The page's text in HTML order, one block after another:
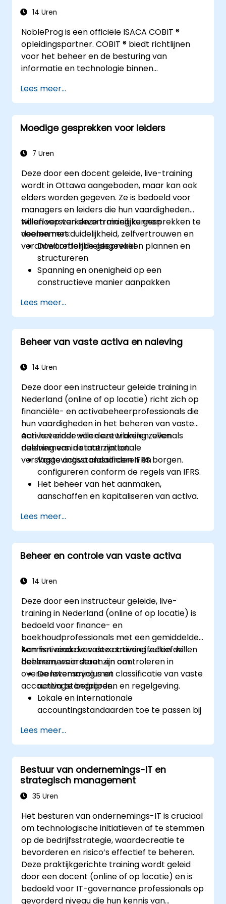
verminderen en de reputatie van hun
14 Uren
NobleProg is een officiële ISACA COBIT ®
opleidingspartner. COBIT ® biedt richtlijnen
voor het beheer en de besturing van
informatie en technologie binnen
bedrijfsdoelstellingen kunnen worden bereikt.
Lees meer...
Moedige gesprekken voor leiders
7 Uren
Deze door een docent geleide, live-training
wordt in Ottawa aangeboden, maar kan ook
elders worden gegeven. Ze is bedoeld voor
managers en leiders die hun vaardigheden
willen versterken om moeilijke gesprekken te
voeren met duidelijkheid, zelfvertrouwen en
verantwoordelijkheidsgevoel.
Na afloop van deze training kunnen
deelnemers:
Doeltreffende gesprekken plannen en
structureren
Spanning en onenigheid op een
constructieve manier aanpakken
verantwoordelijkheidsgevoel binnen het
team vergroten
Onder druk toch helder en beheerst
leiding geven
Lees meer...
Beheer van vaste activa en naleving
14 Uren
Deze door een instructeur geleide training in
Nederland (online of op locatie) richt zich op
financiële- en activabeheerprofessionals die
hun vaardigheden in het beheren van vaste
activa verder willen ontwikkelen, evenals
naleving van de internationale
verslaggevingsstandaarden IFRS borgen.
Aan het einde van deze training zullen
deelnemers in staat zijn tot:
Vaste activa classificeren en
configureren conform de regels van IFRS.
Het beheer van het aanmaken,
aanschaffen en kapitaliseren van activa.
controlemethoden voor tracering en
bewaking van activa.
Het toepassen van passende
afschrijvings- en amortisatiemethoden.
verplaatsingen, overdrachten en afvoer
Het garanderen van naleving van
financiële verslaggevings- en controle-
eisen.
Lees meer...
Beheer en controle van vaste activa
14 Uren
Deze door een instructeur geleide, live-
training in Nederland (online of op locatie) is
bedoeld voor finance- en
boekhoudprofessionals met een gemiddelde
kennisniveau die vaste activa effectief willen
beheren, waarderen en controleren in
overeenstemming met
accountingstandaarden en regelgeving.
Aan het einde van deze training zullen de
deelnemers in staat zijn om:
De levenscyclus en classificatie van vaste
activa te begrijpen.
Lokale en internationale
accountingstandaarden toe te passen bij
Vaste activa te beheren met geschikte
controlemechanismen, hulpmiddelen en
procedures.
Aan de wettelijke en fiscale kaders die
gelden voor het beheer en rapporteren
van activa te voldoen.
Lees meer...
Bestuur van ondernemings-IT en
strategisch management
35 Uren
Het besturen van ondernemings-IT is cruciaal
om technologische initiatieven af te stemmen
op de bedrijfsstrategie, waardecreatie te
bevorderen en risico’s effectief te beheren.
Deze praktijkgerichte training wordt geleid
door een docent (online of op locatie) en is
bedoeld voor IT-governance professionals op
gevorderd niveau die hun kennis van